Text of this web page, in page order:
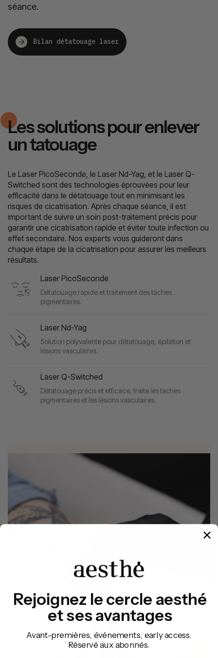
séance.
Bilan détatouage laser
Les solutions pour enlever
un tatouage
Le Laser PicoSeconde, le Laser Nd-Yag, et le Laser Q-
Switched sont des technologies éprouvées pour leur
efficacité dans le détatouage tout en minimisant les
risques de cicatrisation. Après chaque séance, il est
important de suivre un soin post-traitement précis pour
garantir une cicatrisation rapide et éviter toute infection ou
effet secondaire. Nos experts vous guideront dans
chaque étape de la cicatrisation pour assurer les meilleurs
résultats.
Laser PicoSeconde
Détatouage rapide et traitement des taches
pigmentaires.
Laser Nd-Yag
Solution polyvalente pour détatouage, épilation et
lésions vasculaires.
Laser Q-Switched
Détatouage précis et efficace, traite les taches
pigmentaires et les lésions vasculaires.
Rejoignez le cercle aesthé
et ses avantages
Avant-premières, événements, early access.
Réservé aux abonnés.